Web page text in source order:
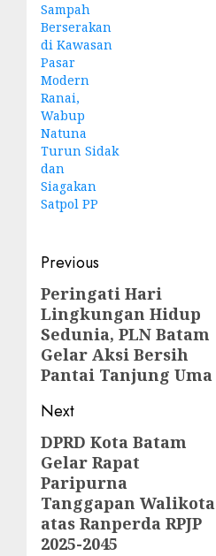
Sampah
Berserakan
di Kawasan
Pasar
Modern
Ranai,
Wabup
Natuna
Turun Sidak
dan
Siagakan
Satpol PP
Post
navigation
Previous
Previous
post:
Peringati Hari
Lingkungan Hidup
Sedunia, PLN Batam
Gelar Aksi Bersih
Pantai Tanjung Uma
Next
Next
post:
DPRD Kota Batam
Gelar Rapat
Paripurna
Tanggapan Walikota
atas Ranperda RPJP
2025-2045